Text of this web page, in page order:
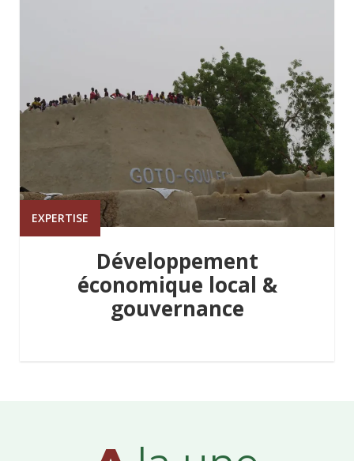
EXPERTISE
Développement
économique local &
gouvernance